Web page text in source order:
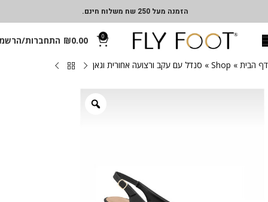
הזמנה מעל 250 שח משלוח חינם.
0
₪0.00 התחברות/
דף הבית »
Shop
» סנדל עם עקב ורצועה אחורית וגאן